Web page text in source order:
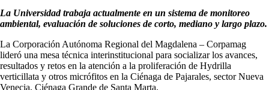
La Universidad trabaja actualmente en un sistema de monitoreo
ambiental, evaluación de soluciones de corto, mediano y largo plazo.
La Corporación Autónoma Regional del Magdalena – Corpamag
lideró una mesa técnica interinstitucional para socializar los avances,
resultados y retos en la atención a la proliferación de Hydrilla
verticillata y otros micrófitos en la Ciénaga de Pajarales, sector Nueva
Venecia, Ciénaga Grande de Santa Marta.